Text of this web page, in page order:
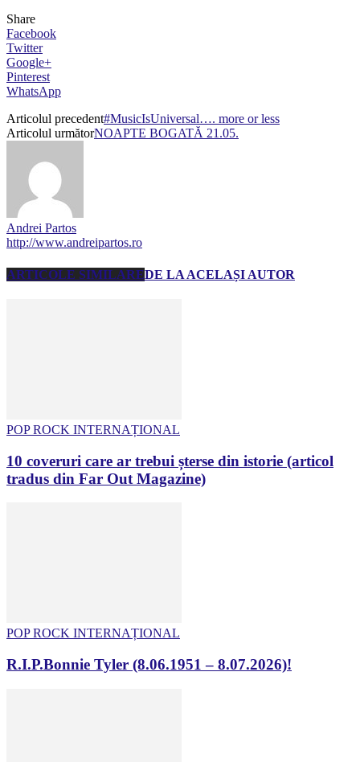
Share
Facebook
Twitter
Google+
Pinterest
WhatsApp
Articolul precedent#MusicIsUniversal…. more or less
Articolul următorNOAPTE BOGATĂ 21.05.
Andrei Partos
http://www.andreipartos.ro
ARTICOLE SIMILAREDE LA ACELAȘI AUTOR
POP ROCK INTERNAȚIONAL
10 coveruri care ar trebui șterse din istorie (articol
tradus din Far Out Magazine)
POP ROCK INTERNAȚIONAL
R.I.P.Bonnie Tyler (8.06.1951 – 8.07.2026)!